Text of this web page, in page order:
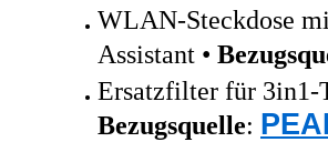
WLAN-Steckdose
Assistant •
Ersatzfilter für 3in1-
Bezugsquelle: